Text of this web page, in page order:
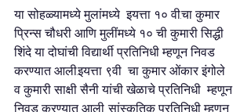
या सोहळ्यामध्ये मुलांमध्ये  इयत्ता १० वी.चा कुमार
प्रिन्स चौधरी आणि मुलींमध्ये १० ची कुमारी सिद्धी
शिंदे या दोघांची विद्यार्थी प्रतिनिधी म्हणून निवड
करण्यात आली.इयत्ता ९वी  चा कुमार ओंकार इंगोले
व कुमारी साक्षी सैनी यांची खेळाचे प्रतिनिधी  म्हणून
निवड करण्यात आली. सांस्कृतिक प्रतिनिधी म्हणून